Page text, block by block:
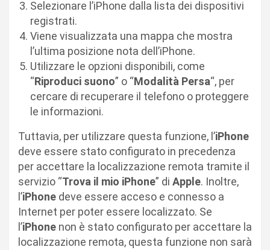
Selezionare l’iPhone dalla lista dei dispositivi
registrati.
Viene visualizzata una mappa che mostra
l’ultima posizione nota dell’iPhone.
Utilizzare le opzioni disponibili, come
“Riproduci suono” o “Modalità Persa“, per
cercare di recuperare il telefono o proteggere
le informazioni.
Tuttavia, per utilizzare questa funzione, l’iPhone
deve essere stato configurato in precedenza
per accettare la localizzazione remota tramite il
servizio “Trova il mio iPhone” di Apple. Inoltre,
l’iPhone deve essere acceso e connesso a
Internet per poter essere localizzato. Se
l’iPhone non è stato configurato per accettare la
localizzazione remota, questa funzione non sarà